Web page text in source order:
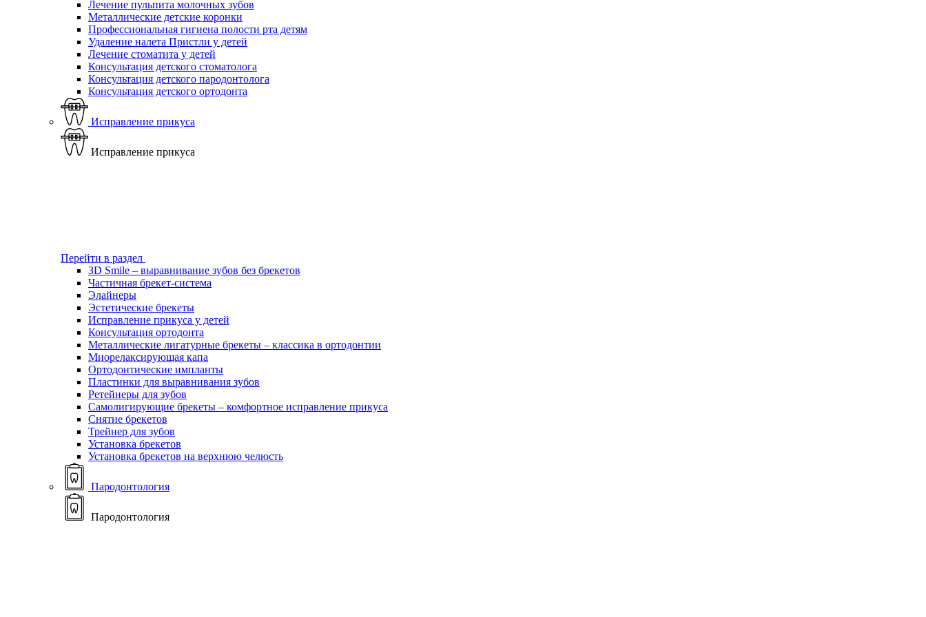
Лечение пульпита молочных зубов
Металлические детские коронки
Профессиональная гигиена полости рта детям
Удаление налета Пристли у детей
Лечение стоматита у детей
Консультация детского стоматолога
Консультация детского пародонтолога
Консультация детского ортодонта
Исправление прикуса
Исправление прикуса
Перейти в раздел
ЗD Smile – выравнивание зубов без брекетов
Частичная брекет-система
Элайнеры
Эстетические брекеты
Исправление прикуса у детей
Консультация ортодонта
Металлические лигатурные брекеты – классика в ортодонтии
Миорелаксирующая капа
Ортодонтические импланты
Пластинки для выравнивания зубов
Ретейнеры для зубов
Самолигирующие брекеты – комфортное исправление прикуса
Снятие брекетов
Трейнер для зубов
Установка брекетов
Установка брекетов на верхнюю челюсть
Пародонтология
Пародонтология